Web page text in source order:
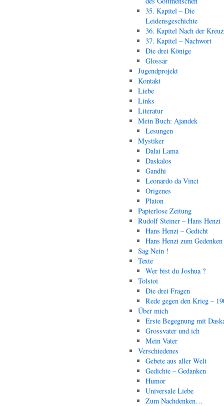
35. Kapitel – Die
Leidensgeschichte
36. Kapitel Nach der
37. Kapitel – Nachwort
Die drei Könige
Glossar
Jugendprojekt
Kontakt
Liebe
Links
Literatur
Mein Buch: Ajandek
Lesungen
Mystiker
Dalai Lama
Daskalos
Gandhi
Leonardo da Vinci
Origenes
Platon
Papierlose Zeitung
Rudolf Steiner – Hans Henzi
Hans Henzi – Gedicht
Hans Henzi zum Gedenken
Sag Nein !
Texte
Wer bist du Joshua ?
Tolstoi
Die drei Fragen
Rede gegen den Krieg –
Über mich
Erste Begegnung mit
Grossvater und ich
Mein Vater
Verschiedenes
Gebete aus aller Welt
Gedichte – Gedanken
Humor
Universale Liebe
Zum Nachdenken…